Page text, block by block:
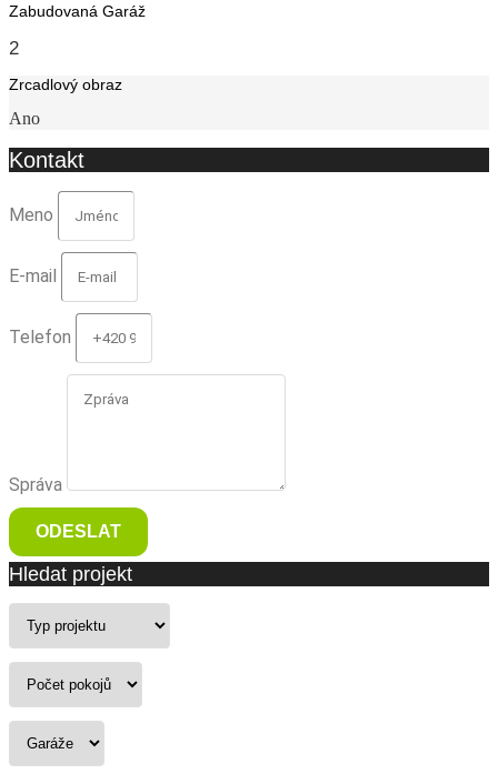
Zabudovaná Garáž
2
Zrcadlový obraz
Ano
Kontakt
Meno
E-mail
Telefon
Správa
ODESLAT
Hledat projekt